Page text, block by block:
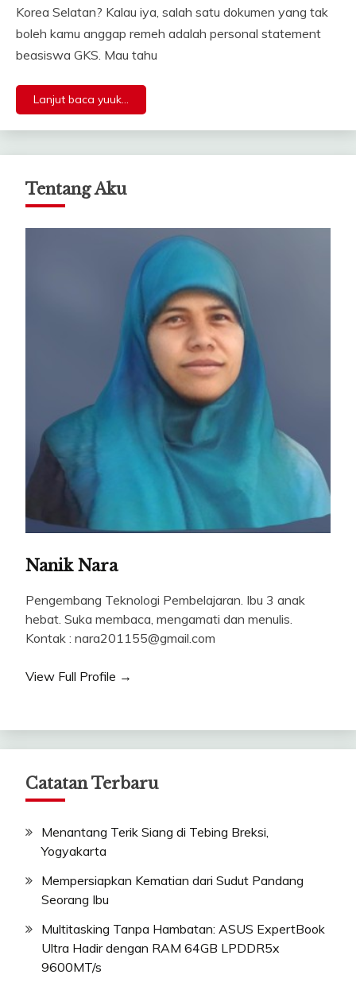
Korea Selatan? Kalau iya, salah satu dokumen yang tak
boleh kamu anggap remeh adalah personal statement
beasiswa GKS. Mau tahu
Lanjut baca yuuk...
Tentang Aku
Nanik Nara
Pengembang Teknologi Pembelajaran. Ibu 3 anak
hebat. Suka membaca, mengamati dan menulis.
Kontak : nara201155@gmail.com
View Full Profile →
Catatan Terbaru
Menantang Terik Siang di Tebing Breksi,
Yogyakarta
Mempersiapkan Kematian dari Sudut Pandang
Seorang Ibu
Multitasking Tanpa Hambatan: ASUS ExpertBook
Ultra Hadir dengan RAM 64GB LPDDR5x
9600MT/s